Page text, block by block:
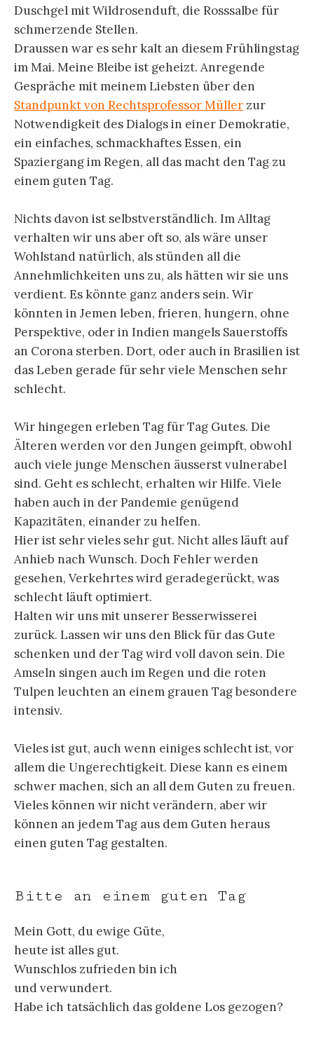
Duschgel mit Wildrosenduft, die Rosssalbe für
schmerzende Stellen.
Draussen war es sehr kalt an diesem Frühlingstag
im Mai. Meine Bleibe ist geheizt. Anregende
Gespräche mit meinem Liebsten über den
Standpunkt von Rechtsprofessor Müller zur
Notwendigkeit des Dialogs in einer Demokratie,
ein einfaches, schmackhaftes Essen, ein
Spaziergang im Regen, all das macht den Tag zu
einem guten Tag.
Nichts davon ist selbstverständlich. Im Alltag
verhalten wir uns aber oft so, als wäre unser
Wohlstand natürlich, als stünden all die
Annehmlichkeiten uns zu, als hätten wir sie uns
verdient. Es könnte ganz anders sein. Wir
könnten in Jemen leben, frieren, hungern, ohne
Perspektive, oder in Indien mangels Sauerstoffs
an Corona sterben. Dort, oder auch in Brasilien ist
das Leben gerade für sehr viele Menschen sehr
schlecht.
Wir hingegen erleben Tag für Tag Gutes. Die
Älteren werden vor den Jungen geimpft, obwohl
auch viele junge Menschen äusserst vulnerabel
sind. Geht es schlecht, erhalten wir Hilfe. Viele
haben auch in der Pandemie genügend
Kapazitäten, einander zu helfen.
Hier ist sehr vieles sehr gut. Nicht alles läuft auf
Anhieb nach Wunsch. Doch Fehler werden
gesehen, Verkehrtes wird geradegerückt, was
schlecht läuft optimiert.
Halten wir uns mit unserer Besserwisserei
zurück. Lassen wir uns den Blick für das Gute
schenken und der Tag wird voll davon sein. Die
Amseln singen auch im Regen und die roten
Tulpen leuchten an einem grauen Tag besondere
intensiv.
Vieles ist gut, auch wenn einiges schlecht ist, vor
allem die Ungerechtigkeit. Diese kann es einem
schwer machen, sich an all dem Guten zu freuen.
Vieles können wir nicht verändern, aber wir
können an jedem Tag aus dem Guten heraus
einen guten Tag gestalten.
Bitte an einem guten Tag
Mein Gott, du ewige Güte,
heute ist alles gut.
Wunschlos zufrieden bin ich
und verwundert.
Habe ich tatsächlich das goldene Los gezogen?